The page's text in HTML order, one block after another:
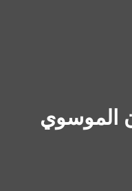
الموسوي